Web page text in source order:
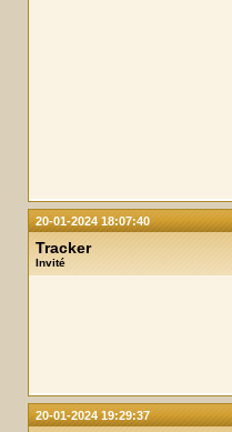
20-01-2024 18:07:40
Tracker
Invité
20-01-2024 19:29:37